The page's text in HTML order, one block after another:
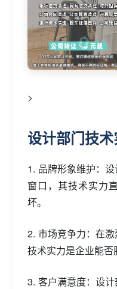
>
设计部门技
1. 品牌形象维护：
窗口，其技术实力
坏。
2. 市场竞争力：在
技术实力是企业能否
3. 客户满意度：设